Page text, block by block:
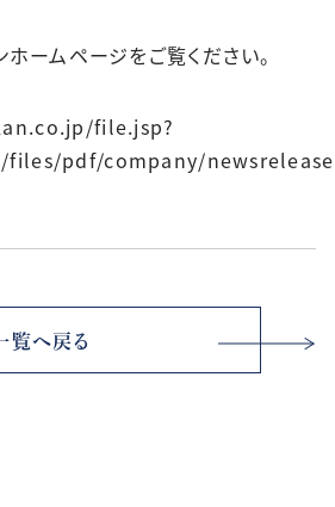
ームページをご覧ください。
file.jsp?
files/pdf/company/
覧へ戻る